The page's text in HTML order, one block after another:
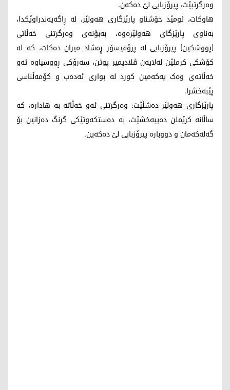
وەرگرتبێت، پیرۆزبایی لێ دەکەن.
هاوکات، ئومێد خۆشناو پارێزگاری هەولێر، لە ڕاگەیەندراوێکدا،
بەناوی پارێزگای هەولێرەوە، بەبۆنەی وەرگرتنی خەڵاتی
(پووشکین) پیرۆزبایی لە پرۆفیسۆر ڕەشاد میران دەکات، کە لە
کۆشکی کرملێن لەلایەن ڤلادیمیر پوتن، سەرۆکی ڕووسیاوە ئەو
خەڵاتەی وەک یەکەمین کورد لە بواری ئەدەب و کۆمەڵناسی
پێبەخشرا.
پارێزگاری هەولێر دەشڵێت: وەرگرتنی ئەو خەڵاتە بە هادارە، کە
ساڵانە کرێملن دەیبەخشێت، بە دەستکەوتێکی گرنگ دەزانین بۆ
گەلەکەمان و دووبارە پیرۆزبایی لێ دەکەین.